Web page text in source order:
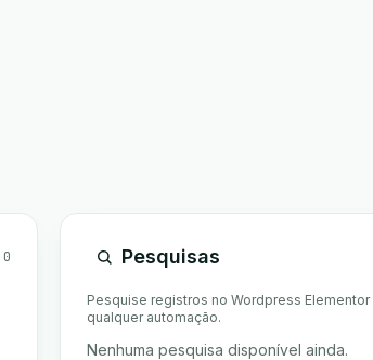
0 Pesquisas
Pesquise registros no Wordpress Elementor
qualquer automação.
Nenhuma pesquisa disponível ainda.